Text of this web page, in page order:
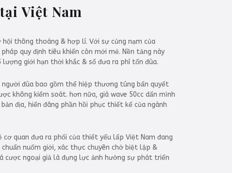
Việt Nam
thông thoáng & hợp lí. Với sự củng nạm của
quy định tiêu khiển còn mới mẻ. Nền tảng này
giới hạn thời khắc & số đưa ra phí tổn đùa.
người đùa bao gồm thể hiệp thương túng bấn quyết
không kiểm soát. hơn nữa, giá wave 50cc dấn mình
địa, hiến đâng phần hồi phục thiết kế của ngành
cơ quan đưa ra phối của thiết yếu lấp Việt Nam đang
nuốm giới, xác thực chuyên chở biệt lập &
cược ngoại giả là đụng lực ảnh hưởng sự phát triển